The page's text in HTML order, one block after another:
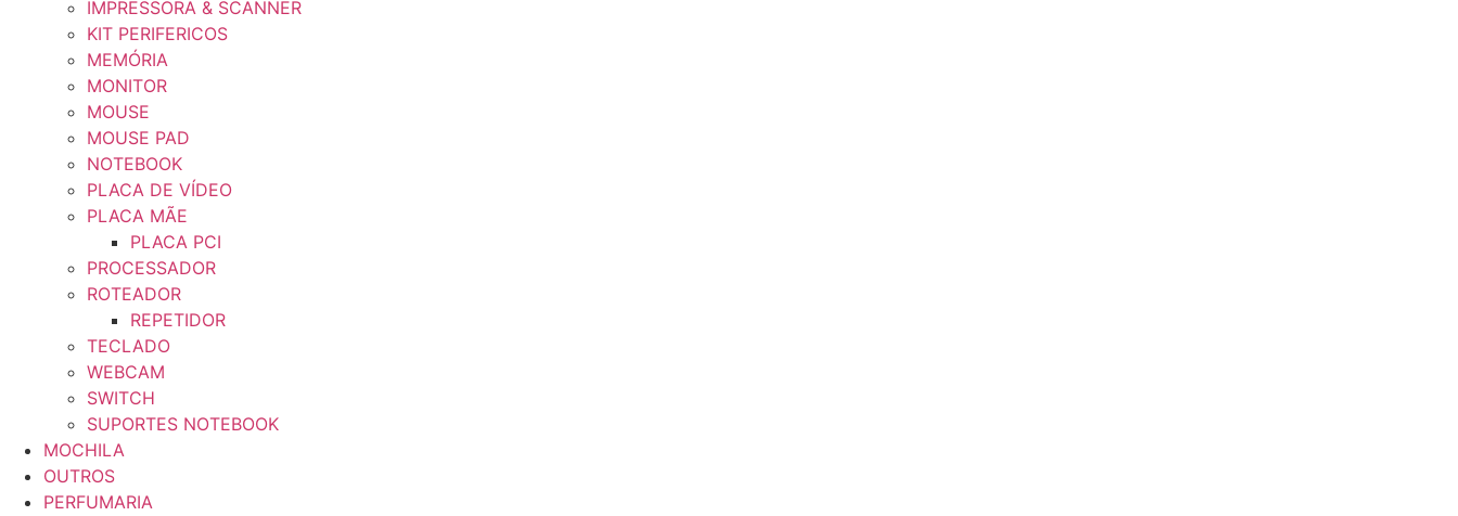
IMPRESSORA & SCANNER
KIT PERIFERICOS
MEMÓRIA
MONITOR
MOUSE
MOUSE PAD
NOTEBOOK
PLACA DE VÍDEO
PLACA MÃE
PLACA PCI
PROCESSADOR
ROTEADOR
REPETIDOR
TECLADO
WEBCAM
SWITCH
SUPORTES NOTEBOOK
MOCHILA
OUTROS
PERFUMARIA